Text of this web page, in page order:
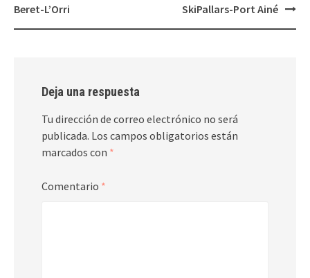
de
entradas
Beret-L’Orri
SkiPallars-Port Ainé
Deja una respuesta
Tu dirección de correo electrónico no será
publicada. Los campos obligatorios están
marcados con *
Comentario *